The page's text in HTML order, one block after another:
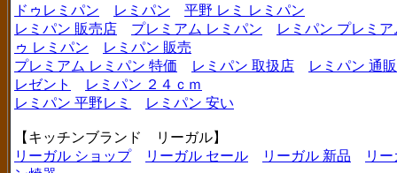
ドゥレミパン
レミパン
平野 レミ レミパン
レミパン 販売店
プレミアム レミパン
レミパン プレミア
ゥ レミパン
レミパン 販売
プレミアム レミパン 特価
レミパン 取扱店
レミパン 通販
レゼント
レミパン ２４ｃｍ
レミパン 平野レミ
レミパン 安い
【キッチンブランド リーガル】
リーガル ショップ
リーガル セール リーガル 新品
リ